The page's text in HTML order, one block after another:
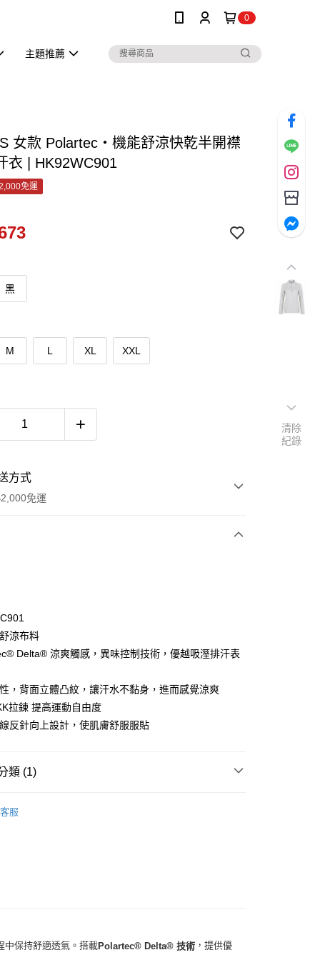
0
主題推薦
女款 Polartec‧機能舒涼快乾半開襟
衣 | HK92WC901
免運
黑
M L XL XXL
方式
免運
以上免運)
，滿NT$2,000(含以上)免運費
，滿NT$2,000(含以上)免運費
涼布料
Delta® 涼爽觸感，異味控制技術，優越吸溼排汗表
，背面立體凸紋，讓汗水不黏身，進而感覺涼爽
拉鍊 提高運動自由度
反針向上設計，使肌膚舒服服貼
類 (1)
客服
中保持舒適透氣。搭載Polartec® Delta® 技術 ，提供優
清除
紀錄